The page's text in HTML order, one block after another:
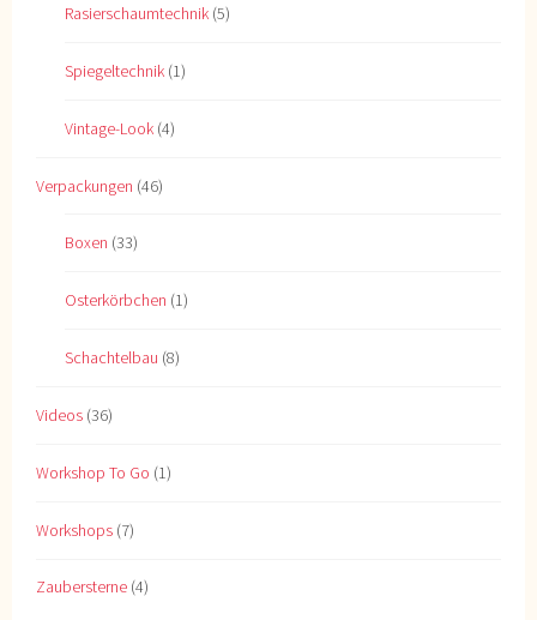
Rasierschaumtechnik (5)
Spiegeltechnik (1)
Vintage-Look (4)
Verpackungen (46)
Boxen (33)
Osterkörbchen (1)
Schachtelbau (8)
Videos (36)
Workshop To Go (1)
Workshops (7)
Zaubersterne (4)